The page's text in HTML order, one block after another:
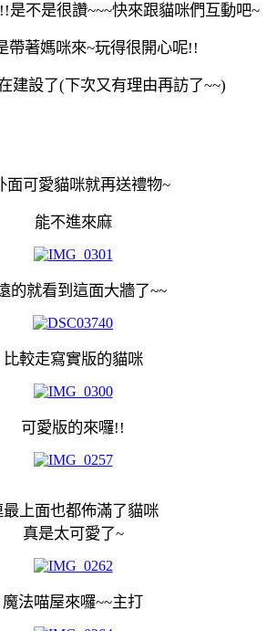
是不是很讚~~~快來跟貓咪們互動吧~
帶著媽咪來~玩得很開心呢!!
建設了(下次又有理由再訪了~~)
面可愛貓咪就再送禮物~
能不進來麻
的就看到這面大牆了~~
比較走寫實版的貓咪
可愛版的來囉!!
最上面也都佈滿了貓咪
真是太可愛了~
魔法喵屋來囉~~主打